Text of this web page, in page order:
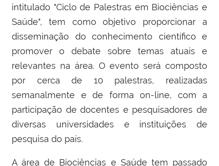
intitulado "Ciclo de Palestras em Biociências e
Saúde", tem como objetivo proporcionar a
disseminação do conhecimento científico e
promover o debate sobre temas atuais e
relevantes na área. O evento será composto
por cerca de 10 palestras, realizadas
semanalmente e de forma on-line, com a
participação de docentes e pesquisadores de
diversas universidades e instituições de
pesquisa do país.
A área de Biociências e Saúde tem passado